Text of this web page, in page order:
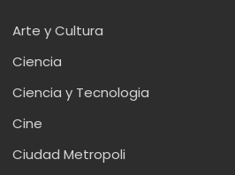
Arte y Cultura
Ciencia
Ciencia y Tecnologia
Cine
Ciudad Metropoli